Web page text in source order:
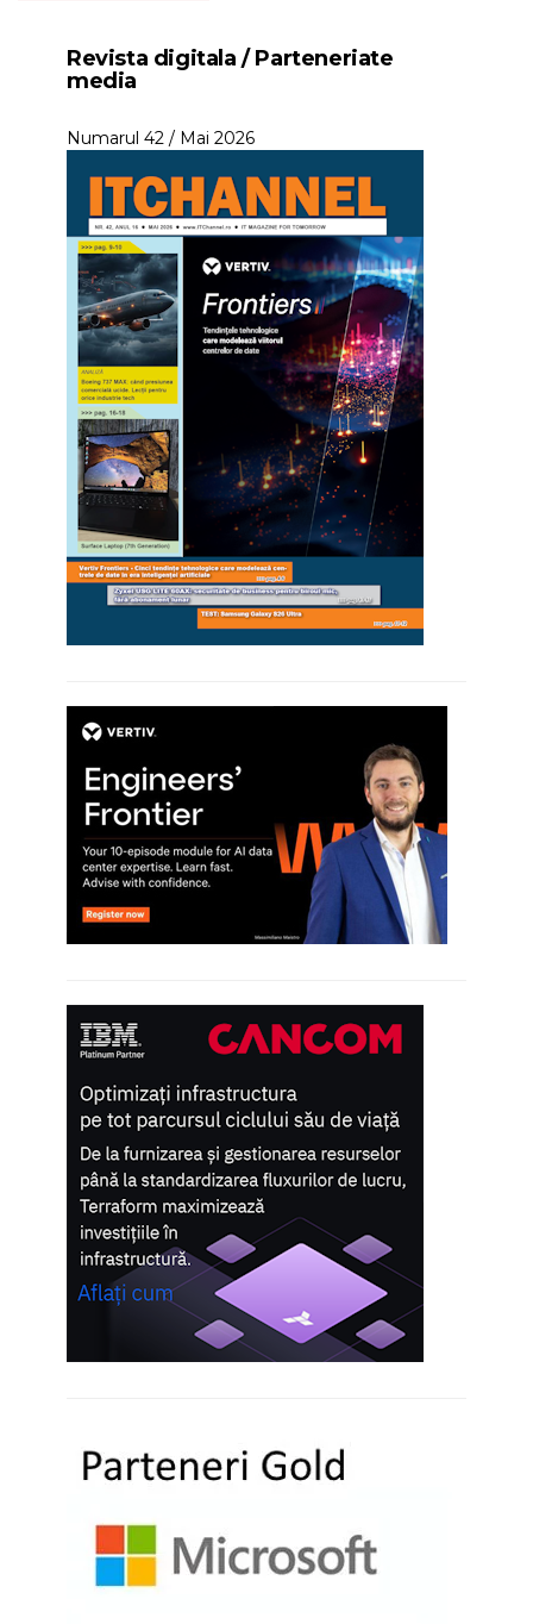
Revista digitala / Parteneriate
media
Numarul 42 / Mai 2026